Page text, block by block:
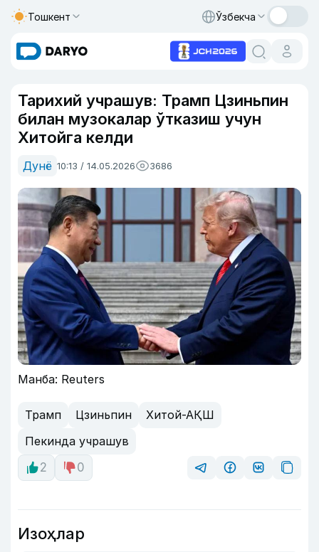
Тошкент Ўзбекча
Тарихий учрашув: Трамп Цзиньпин
билан музокалар ўтказиш учун
Хитойга келди
Дунё 10:13 / 14.05.2026 3686
Манба: Reuters
Трамп Цзиньпин
Хитой-АҚШ
Пекинда учрашув
2
0
Изоҳлар